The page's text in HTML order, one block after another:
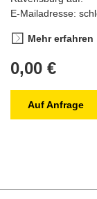
E-Mailadresse:
Mehr erfahren
0,00 €
Auf Anfrage